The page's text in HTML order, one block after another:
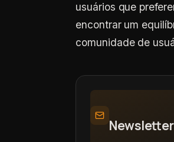
usuários que
encontrar um
comunidade de